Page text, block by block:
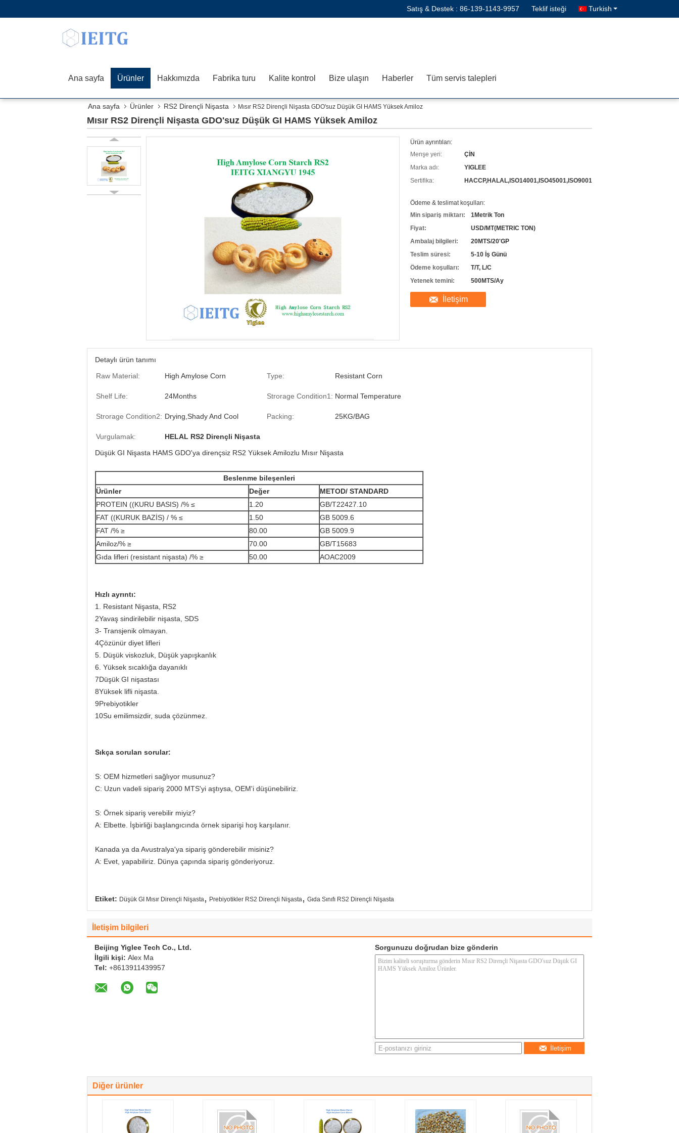
Satış & Destek : 86-139-1143-9957 Teklif isteği Turkish
Ana sayfa Ürünler Hakkımızda Fabrika turu Kalite kontrol Bize ulaşın Haberler Tüm servis talepleri
Ana sayfa Ürünler RS2 Dirençli Nişasta Mısır RS2 Dirençli Nişasta GDO'suz Düşük GI HAMS Yüksek Amiloz
Mısır RS2 Dirençli Nişasta GDO'suz Düşük GI HAMS Yüksek Amiloz
Ürün ayrıntıları:
Menşe yeri:
ÇİN
Marka adı:
YIGLEE
Sertifika:
HACCP,HALAL,ISO14001,ISO45001,ISO9001
Ödeme & teslimat koşulları:
Min sipariş miktarı:
1Metrik Ton
Fiyat:
USD/MT(METRIC TON)
Ambalaj bilgileri:
20MTS/20'GP
Teslim süresi:
5-10 İş Günü
Ödeme koşulları:
T/T, L/C
Yetenek temini:
500MTS/Ay
İletişim
Detaylı ürün tanımı
Raw Material:
High Amylose Corn Type: Resistant Corn
Shelf Life: 24Months Strorage Condition1: Normal Temperature
Strorage Condition2: Drying,Shady And Cool Packing: 25KG/BAG
Vurgulamak:
HELAL RS2 Dirençli Nişasta
Düşük GI Nişasta HAMS GDO'ya dirençsiz RS2 Yüksek Amilozlu Mısır Nişasta
Beslenme bileşenleri
Ürünler
Değer METOD/ STANDARD
PROTEIN ((KURU BASIS) /% ≤
1.20
GB/T22427.10
FAT ((KURUK BAZİS) / % ≤
1.50
GB 5009.6
FAT /% ≥
80.00
GB 5009.9
Amiloz/% ≥
70.00
GB/T15683
Gıda lifleri (resistant nişasta) /% ≥
50.00 AOAC2009
Hızlı ayrıntı:
1. Resistant Nişasta, RS2
2Yavaş sindirilebilir nişasta, SDS
3- Transjenik olmayan.
4Çözünür diyet lifleri
5. Düşük viskozluk, Düşük yapışkanlık
6. Yüksek sıcaklığa dayanıklı
7Düşük GI nişastası
8Yüksek lifli nişasta.
9Prebiyotikler
10Su emilimsizdir, suda çözünmez.
Sıkça sorulan sorular:
S: OEM hizmetleri sağlıyor musunuz?
C: Uzun vadeli sipariş 2000 MTS'yi aştıysa, OEM'i düşünebiliriz.
S: Örnek sipariş verebilir miyiz?
A: Elbette. İşbirliği başlangıcında örnek siparişi hoş karşılanır.
Kanada ya da Avustralya'ya sipariş gönderebilir misiniz?
A: Evet, yapabiliriz. Dünya çapında sipariş gönderiyoruz.
Etiket: Düşük GI Mısır Dirençli Nişasta, Prebiyotikler RS2 Dirençli Nişasta, Gıda Sınıfı RS2 Dirençli Nişasta
İletişim bilgileri
Beijing Yiglee Tech Co., Ltd.
İlgili kişi: Alex Ma
Tel: +8613911439957
Sorgunuzu doğrudan bize gönderin
İletişim
Diğer ürünler